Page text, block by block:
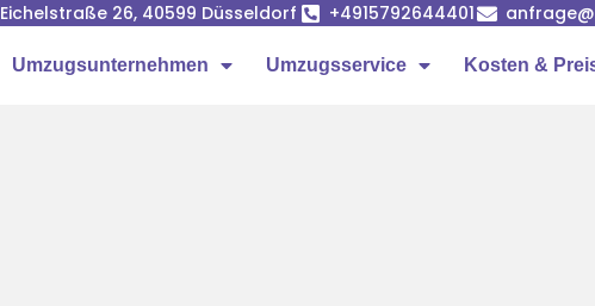
Eichelstraße 26, 40599 Düsseldorf +4915792644401
Umzugsunternehmen Umzugsservice Kosten &